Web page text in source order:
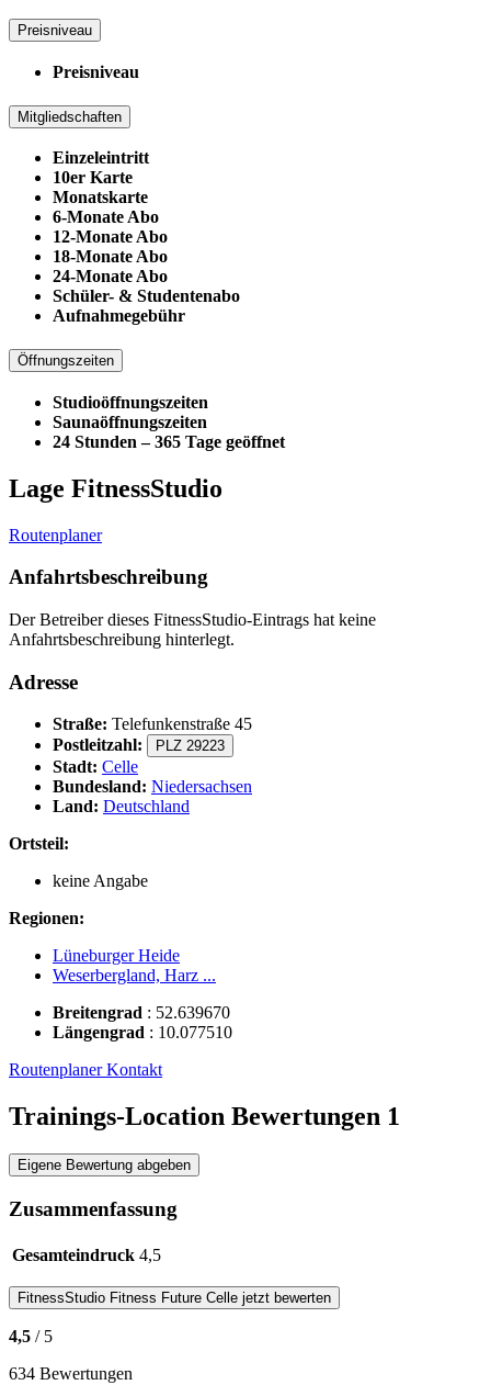
Preisniveau
Preisniveau
Mitgliedschaften
Einzeleintritt
10er Karte
Monatskarte
6-Monate Abo
12-Monate Abo
18-Monate Abo
24-Monate Abo
Schüler- & Studentenabo
Aufnahmegebühr
Öffnungszeiten
Studioöffnungszeiten
Saunaöffnungszeiten
24 Stunden – 365 Tage geöffnet
Lage FitnessStudio
Routenplaner
Anfahrtsbeschreibung
Der Betreiber dieses FitnessStudio-Eintrags hat keine
Anfahrtsbeschreibung hinterlegt.
Adresse
Straße: Telefunkenstraße 45
Postleitzahl:
PLZ 29223
Stadt: Celle
Bundesland: Niedersachsen
Land: Deutschland
Ortsteil:
keine Angabe
Regionen:
Lüneburger Heide
Weserbergland, Harz ...
Breitengrad : 52.639670
Längengrad : 10.077510
RoutenplanerKontakt
Trainings-Location Bewertungen 1
Eigene Bewertung abgeben
Zusammenfassung
Gesamteindruck 4,5
FitnessStudio Fitness Future Celle jetzt bewerten
4,5 / 5
634 Bewertungen